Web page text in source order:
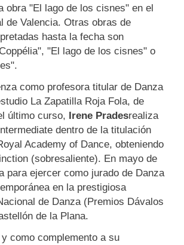
obra "El lago de los cisnes" en el
de Valencia. Otras obras de
hasta la fecha son
"El lago de los cisnes" o
como profesora titular de Danza
La Zapatilla Roja Fola, de
último curso, Irene Pradesrealiza
dentro de la titulación
Academy of Dance, obteniendo
(sobresaliente). En mayo de
para ejercer como jurado de Danza
en la prestigiosa
de Danza (Premios Dávalos
de la Plana.
como complemento a su